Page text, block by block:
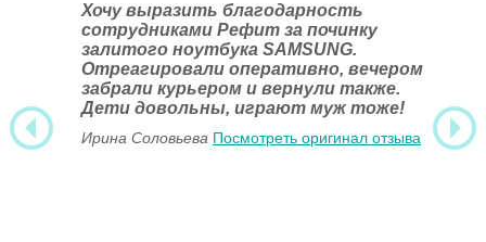
Хочу выразить благодарность
сотрудниками Рефит за починку
залитого ноутбука SAMSUNG.
Отреагировали оперативно, вечером
забрали курьером и вернули также.
Дети довольны, играют муж тоже!
Ирина Соловьева Посмотреть оригинал отзыва